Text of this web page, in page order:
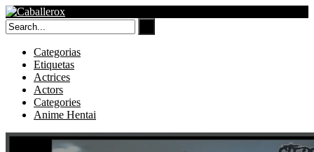
Skip
to
content
Categorias
Etiquetas
Actrices
Actors
Categories
Anime Hentai